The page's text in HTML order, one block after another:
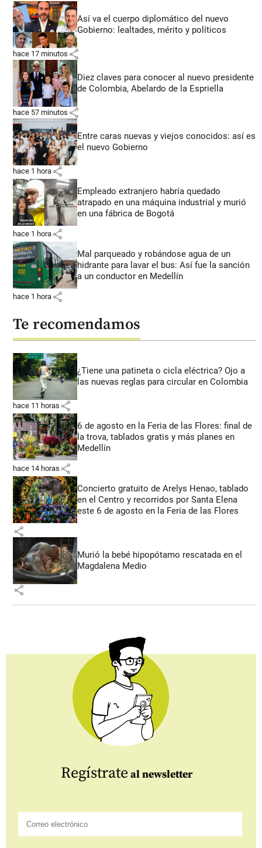
Así va el cuerpo diplomático del nuevo
Gobierno: lealtades, mérito y políticos
hace 17 minutos share
Diez claves para conocer al nuevo presidente
de Colombia, Abelardo de la Espriella
hace 57 minutos share
Entre caras nuevas y viejos conocidos: así es
el nuevo Gobierno
hace 1 hora share
Empleado extranjero habría quedado
atrapado en una máquina industrial y murió
en una fábrica de Bogotá
hace 1 hora share
Mal parqueado y robándose agua de un
hidrante para lavar el bus: Así fue la sanción
a un conductor en Medellín
hace 1 hora share
Te recomendamos
¿Tiene una patineta o cicla eléctrica? Ojo a
las nuevas reglas para circular en Colombia
hace 11 horas share
6 de agosto en la Feria de las Flores: final de
la trova, tablados gratis y más planes en
Medellín
hace 14 horas share
Concierto gratuito de Arelys Henao, tablado
en el Centro y recorridos por Santa Elena
este 6 de agosto en la Feria de las Flores
share
Murió la bebé hipopótamo rescatada en el
Magdalena Medio
share
Regístrate al newsletter